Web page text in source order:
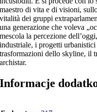
maestro di vita e di visioni,
vitalità dei gruppi
una generazione che voleva
mescola la percezione
industriale, i progetti
trasformazioni dello skyline, il
archistar.
Informacje